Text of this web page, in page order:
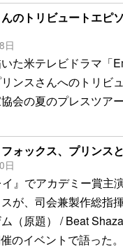
のトリビュートエピ
日
た米テレビドラマ「
ンスさんへのトリビ
会の夏のプレスツア
ォックス、プリンス
日
』でアカデミー賞主
が、司会兼製作総指
（原題） / Beat
のイベントで語った。